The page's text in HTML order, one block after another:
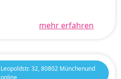
mehr erfahren
Leopoldstr. 32, 80802 Münchenund
online